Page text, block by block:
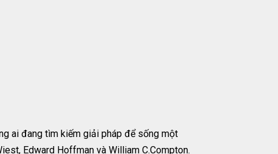
ai đang tìm kiếm giải pháp để sống một
Edward Hoffman và William C.Compton.